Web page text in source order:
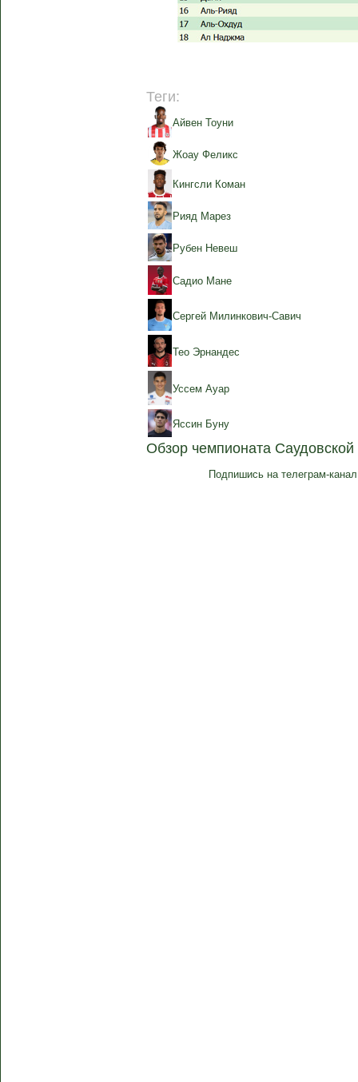
Теги:
Айвен Тоуни
Жоау Феликс
Кингсли Коман
Рияд Марез
Рубен Невеш
Садио Мане
Сергей Милинкович-Савич
Тео Эрнандес
Уссем Ауар
Яссин Буну
Обзор чемпионата
Подпишись на телеграм-